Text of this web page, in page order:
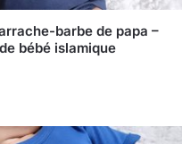
barbe de papa –
bébé islamique